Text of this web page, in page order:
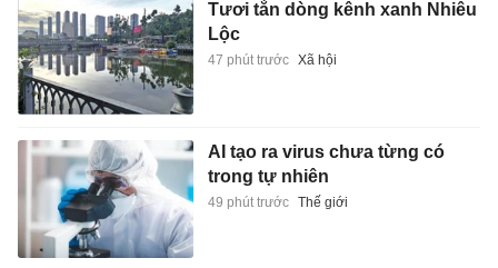
Tươi tắn dòng kênh xanh Nhiêu
Lộc
47 phút trước Xã hội
AI tạo ra virus chưa từng có
trong tự nhiên
49 phút trước Thế giới